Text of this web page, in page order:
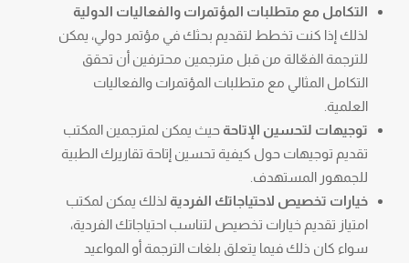
التكامل مع متطلبات المؤتمرات والفعاليات الدولية
لذلك إذا كنت تخطط لتقديم بحثك في مؤتمر دولي، يمكن
للترجمة الفعّالة من قبل مترجمين محترفين أن تحقق
التكامل المثالي مع متطلبات المؤتمرات والفعاليات
العلمية.
توجيهات لتحسين الإتاحة حيث يمكن لمترجمين المكتب
تقديم توجيهات حول كيفية تحسين إتاحة تقاريرك الطبية
للجمهور المستهدف.
خيارات تخصيص لاحتياجاتك الفردية لذلك يمكن لمكتب
امتياز تقديم خيارات تخصيص لتناسب احتياجاتك الفردية،
سواء كان ذلك فيما يتعلق بلغات الترجمة أو المواعيد